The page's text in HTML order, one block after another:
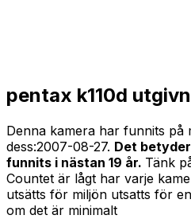
pentax k110d
Denna kamera har funnits på
dess:2007-08-27. Det
funnits i nästan 19 år. Tänk
Countet är lågt har varje
utsätts för miljön utsatts för
om det är minimalt